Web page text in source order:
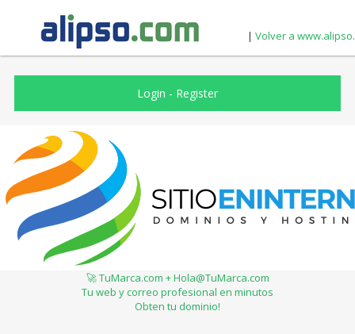
| Volver a
Login - Register
🚀 TuMarca.com + Hola@TuMarca.com
Tu web y correo profesional en minutos
Obten tu dominio!